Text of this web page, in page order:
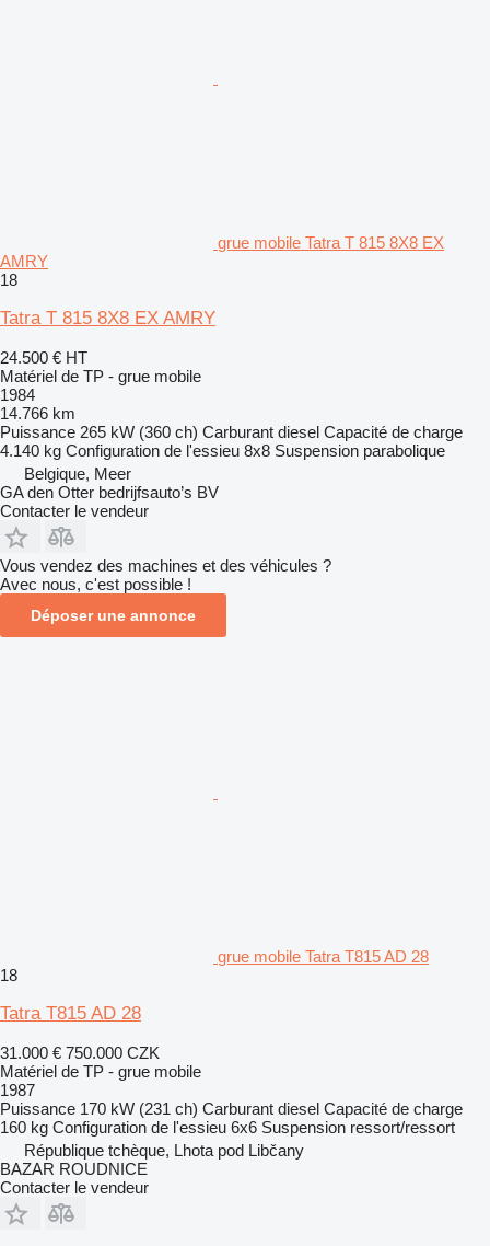
grue mobile Tatra T 815 8X8 EX
AMRY
18
Tatra T 815 8X8 EX AMRY
24.500 € HT
Matériel de TP - grue mobile
1984
14.766 km
Puissance 265 kW (360 ch) Carburant diesel Capacité de charge
4.140 kg Configuration de l'essieu 8x8 Suspension parabolique
Belgique, Meer
GA den Otter bedrijfsauto’s BV
Contacter le vendeur
Vous vendez des machines et des véhicules ?
Avec nous, c'est possible !
Déposer une annonce
grue mobile Tatra T815 AD 28
18
Tatra T815 AD 28
31.000 € 750.000 CZK
Matériel de TP - grue mobile
1987
Puissance 170 kW (231 ch) Carburant diesel Capacité de charge
160 kg Configuration de l'essieu 6x6 Suspension ressort/ressort
République tchèque, Lhota pod Libčany
BAZAR ROUDNICE
Contacter le vendeur